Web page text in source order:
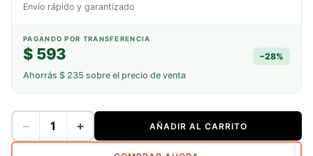
Envío rápido y garantizado
PAGANDO POR TRANSFERENCIA
$ 593 −28%
Ahorrás $ 235 sobre el precio de venta
− + AÑADIR AL CARRITO